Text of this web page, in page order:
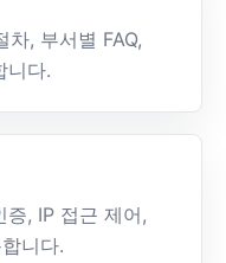
, 부서별 FAQ,
니다.
, IP 접근 제어,
니다.